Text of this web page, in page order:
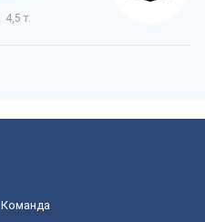
4,5 т.
Команда